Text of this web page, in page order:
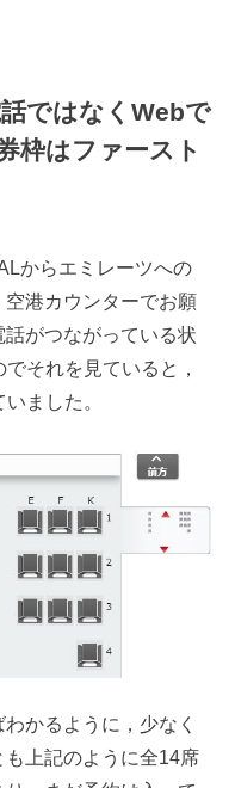
ではなくWebで
枠はファースト
からエミレーツへの
空港カウンターでお願
がつながっている状
それを見ていると，
ました。
かるように，少なく
上記のように全14席